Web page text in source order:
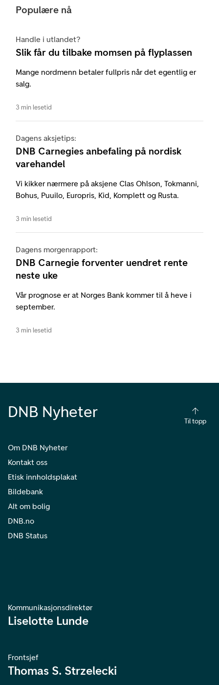
Populære nå
Handle i utlandet?
Slik får du tilbake momsen på flyplassen
Mange nordmenn betaler fullpris når det egentlig er
salg.
3 min lesetid
Dagens aksjetips:
DNB Carnegies anbefaling på nordisk
varehandel
Vi kikker nærmere på aksjene Clas Ohlson, Tokmanni,
Bohus, Puuilo, Europris, Kid, Komplett og Rusta.
3 min lesetid
Dagens morgenrapport:
DNB Carnegie forventer uendret rente
neste uke
Vår prognose er at Norges Bank kommer til å heve i
september.
3 min lesetid
DNB Nyheter
Til topp
Om DNB Nyheter
Kontakt oss
Etisk innholdsplakat
Bildebank
Alt om bolig
DNB.no
DNB Status
Kommunikasjonsdirektør
Liselotte Lunde
Frontsjef
Thomas S. Strzelecki